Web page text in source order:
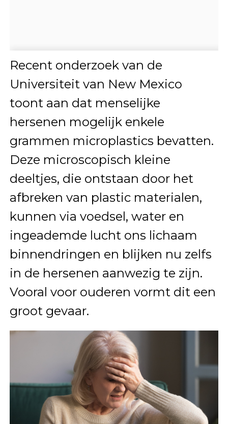
Recent onderzoek van de
Universiteit van New Mexico
toont aan dat menselijke
hersenen mogelijk enkele
grammen microplastics bevatten.
Deze microscopisch kleine
deeltjes, die ontstaan door het
afbreken van plastic materialen,
kunnen via voedsel, water en
ingeademde lucht ons lichaam
binnendringen en blijken nu zelfs
in de hersenen aanwezig te zijn.
Vooral voor ouderen vormt dit een
groot gevaar.